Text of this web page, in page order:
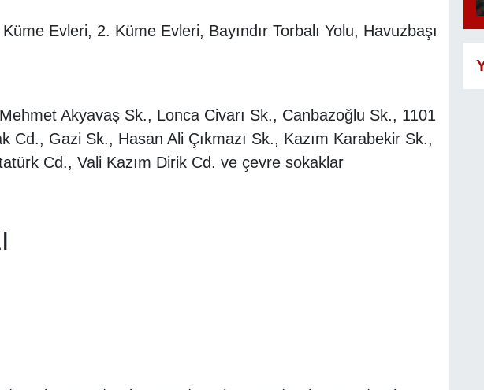
Evleri, 2. Küme Evleri, Bayındır Torbalı Yolu, Havuzbaşı
Akyavaş Sk., Lonca Civarı Sk., Canbazoğlu Sk., 1101
Cd., Gazi Sk., Hasan Ali Çıkmazı Sk., Kazım Karabekir Sk.,
Cd., Vali Kazım Dirik Cd. ve çevre sokaklar